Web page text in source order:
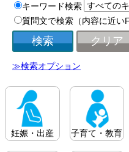
キーワード検索
質問文で検索（内容に近い
≫検索オプション
妊娠・出産 子育て・教育